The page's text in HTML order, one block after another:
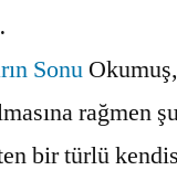
Sonu
rağmen
bir türlü